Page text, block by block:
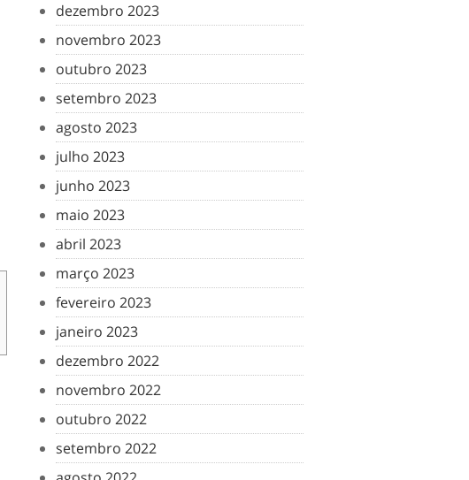
dezembro 2023
novembro 2023
outubro 2023
setembro 2023
agosto 2023
julho 2023
junho 2023
maio 2023
abril 2023
março 2023
fevereiro 2023
janeiro 2023
dezembro 2022
novembro 2022
outubro 2022
setembro 2022